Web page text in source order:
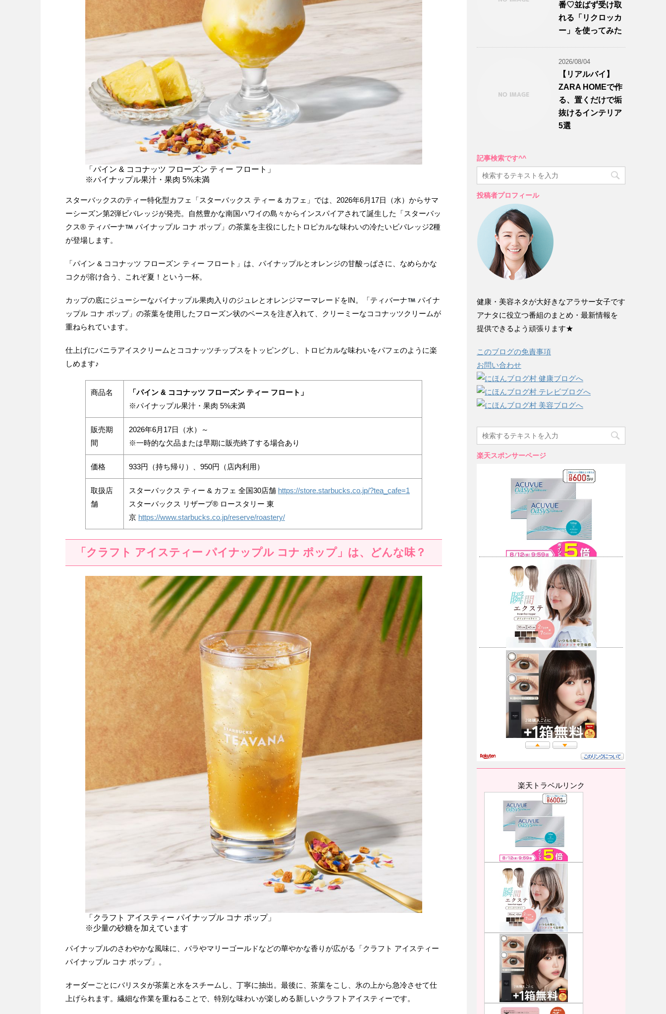
「パイン & ココナッツ フローズン ティー フロート」
※パイナップル果汁・果肉 5%未満
スターバックスのティー特化型カフェ「スターバックス ティー & カフェ」では、2026年6月17日（水）からサマ
ーシーズン第2弾ビバレッジが発売。自然豊かな南国ハワイの島々からインスパイアされて誕生した「スターバッ
クス® ティバーナ
パイナップル コナ ポップ」の茶葉を主役にしたトロピカルな味わいの冷たいビバレッジ2種
が登場します。
「パイン & ココナッツ フローズン ティー フロート」は、パイナップルとオレンジの甘酸っぱさに、なめらかな
コクが溶け合う、これぞ夏！という一杯。
カップの底にジューシーなパイナップル果肉入りのジュレとオレンジマーマレードをIN。「ティバーナ
パイナ
ップル コナ ポップ」の茶葉を使用したフローズン状のベースを注ぎ入れて、クリーミーなココナッツクリームが
重ねられています。
仕上げにバニラアイスクリームとココナッツチップスをトッピングし、トロピカルな味わいをパフェのように楽
しめます♪
商品名
「パイン & ココナッツ フローズン ティー フロート」
※パイナップル果汁・果肉 5%未満
販売期
間
2026年6月17日（水）～
※一時的な欠品または早期に販売終了する場合あり
価格 933円（持ち帰り）、950円（店内利用）
取扱店
舗
スターバックス ティー & カフェ 全国30店舗 https://store.starbucks.co.jp/?tea_cafe=1
スターバックス リザーブ® ロースタリー 東
京 https://www.starbucks.co.jp/reserve/roastery/
「クラフト アイスティー パイナップル コナ ポップ」は、どんな味？
「クラフト アイスティー パイナップル コナ ポップ」
※少量の砂糖を加えています
パイナップルのさわやかな風味に、バラやマリーゴールドなどの華やかな香りが広がる「クラフト アイスティー
パイナップル コナ ポップ」。
オーダーごとにバリスタが茶葉と水をスチームし、丁寧に抽出。最後に、茶葉をこし、氷の上から急冷させて仕
上げられます。繊細な作業を重ねることで、特別な味わいが楽しめる新しいクラフトアイスティーです。
番♡並ばず受け取
れる「リクロッカ
ー」を使ってみた
2026/08/04
【リアルバイ】
ZARA HOMEで作
る、置くだけで垢
抜けるインテリア
5選
記事検索です^^
投稿者プロフィール
健康・美容ネタが大好きなアラサー女子です
アナタに役立つ番組のまとめ・最新情報を
提供できるよう頑張ります★
このブログの免責事項
お問い合わせ
楽天スポンサーページ
楽天トラベルリンク